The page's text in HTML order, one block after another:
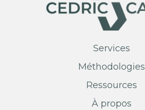
Services
Méthodologies
Ressources
À propos